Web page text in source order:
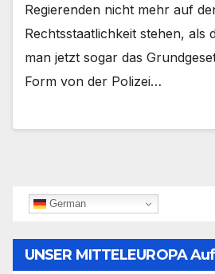
Regierenden nicht mehr auf
Rechtsstaatlichkeit stehen, als
man jetzt sogar das
Form von der Polizei…
German
UNSER MITTELEUROPA